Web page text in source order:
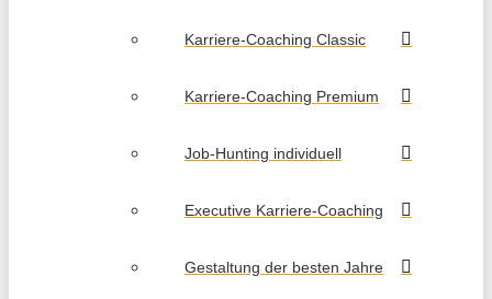
Karriere-Coaching Classic
Karriere-Coaching Premium
Job-Hunting individuell
Executive Karriere-Coaching
Gestaltung der besten Jahre